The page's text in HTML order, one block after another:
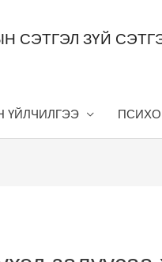
СЭТГЭЛ ЗҮЙ
ҮЙЛЧИЛГЭЭ